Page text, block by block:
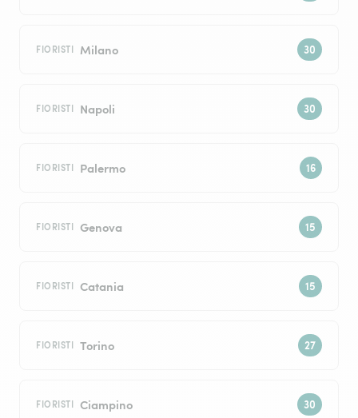
FIORISTI Milano
FIORISTI Napoli
FIORISTI Palermo
FIORISTI Genova
FIORISTI Catania
FIORISTI Torino
FIORISTI Ciampino